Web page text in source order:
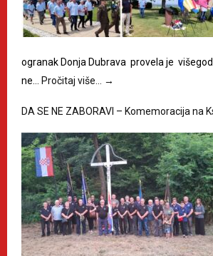
ogranak Donja Dubrava provela je
ne… Pročitaj više… →
DA SE NE ZABORAVI – Komemoracija na